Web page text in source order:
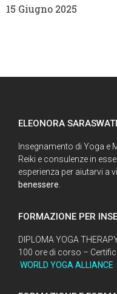
15 Giugno 2025
ELEONORA
Insegnamento di Yoga e
Reiki e consulenze in
esperienza per aiutarvi a
benessere
FORMAZIONE PER
DIPLOMA YOGA
100 ore di corso –
WORLD YOGA ALLIANCE